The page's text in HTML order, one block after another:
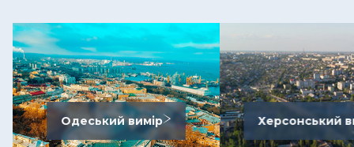
Одеський вимір Херсонський